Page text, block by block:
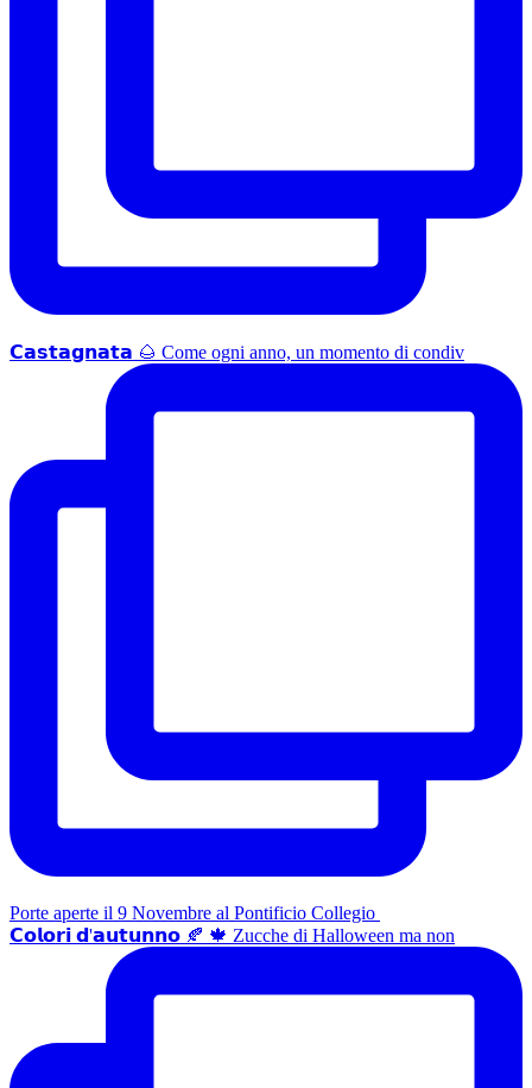
𝗖𝗮𝘀𝘁𝗮𝗴𝗻𝗮𝘁𝗮 🌰 Come ogni anno, un momento di condiv
Porte aperte il 9 Novembre al Pontificio Collegio
𝗖𝗼𝗹𝗼𝗿𝗶 𝗱'𝗮𝘂𝘁𝘂𝗻𝗻𝗼 🍂 🍁 Zucche di Halloween ma non